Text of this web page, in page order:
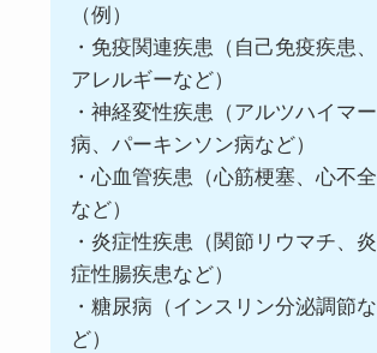
（例）
・免疫関連疾患（自己免疫疾患、
アレルギーなど）
・神経変性疾患（アルツハイマー
病、パーキンソン病など）
・心血管疾患（心筋梗塞、心不全
など）
・炎症性疾患（関節リウマチ、炎
症性腸疾患など）
・糖尿病（インスリン分泌調節な
ど）